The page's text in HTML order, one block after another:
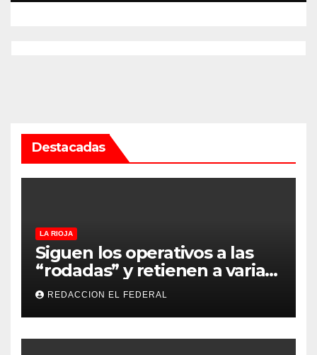
Rioja
Destacadas
LA RIOJA
Siguen los operativos a las
“rodadas” y retienen a varias
motocicletas
REDACCION EL FEDERAL